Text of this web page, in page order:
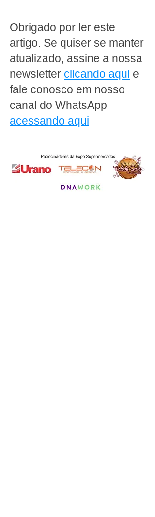
Obrigado por ler este
artigo. Se quiser se manter
atualizado, assine a nossa
newsletter clicando aqui e
fale conosco em nosso
canal do WhatsApp
acessando aqui